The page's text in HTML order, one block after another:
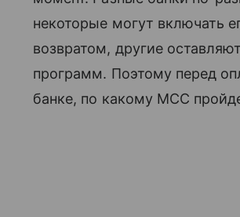
некоторые могут включать
возвратом, другие
программ. Поэтому перед
банке, по какому MCC